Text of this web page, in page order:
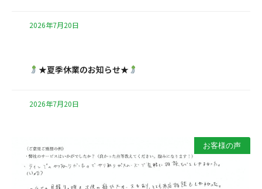
2026年7月20日
★夏季休業のお知らせ★
2026年7月20日
お客様の声